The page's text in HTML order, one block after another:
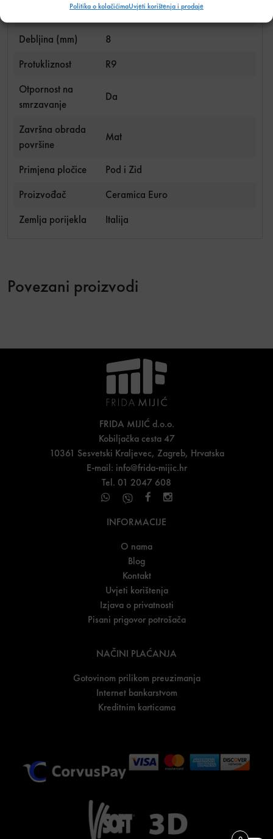
Politika o kolačićimaUvjeti korištenja i prodaje
Dimenzija (cm)
30 x 90
Debljina (mm)
8
Protukliznost
R9
Otpornost na
smrzavanje
Da
Završna obrada
površine
Mat
Primjena pločice
Pod i Zid
Proizvođač
Ceramica Euro
Zemlja porijekla
Italija
Povezani proizvodi
FRIDA MIJIĆ d.o.o.
Kobiljačka cesta 47
10361 Sesvetski Kraljevec, Zagreb, Hrvatska
E-mail: info@frida-mijic.hr
Tel. 01 2047 608
INFORMACIJE
O nama
Blog
Kontakt
Uvjeti korištenja
Izjava o privatnosti
Pisani prigovor potrošača
NAČINI PLAĆANJA
Gotovinom prilikom preuzimanja
Internet bankarstvom
Kreditnim karticama